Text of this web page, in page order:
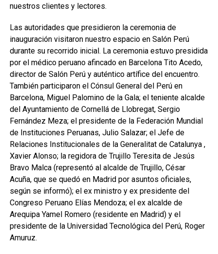
nuestros clientes y lectores.
Las autoridades que presidieron la ceremonia de
inauguración visitaron nuestro espacio en Salón Perú
durante su recorrido inicial. La ceremonia estuvo presidida
por el médico peruano afincado en Barcelona Tito Acedo,
director de Salón Perú y auténtico artífice del encuentro.
También participaron el Cónsul General del Perú en
Barcelona, Miguel Palomino de la Gala; el teniente alcalde
del Ayuntamiento de Cornellá de Llobregat, Sergio
Fernández Meza; el presidente de la Federación Mundial
de Instituciones Peruanas, Julio Salazar; el Jefe de
Relaciones Institucionales de la Generalitat de Catalunya ,
Xavier Alonso; la regidora de Trujillo Teresita de Jesús
Bravo Malca (representó al alcalde de Trujillo, César
Acuña, que se quedó en Madrid por asuntos oficiales,
según se informó); el ex ministro y ex presidente del
Congreso Peruano Elías Mendoza; el ex alcalde de
Arequipa Yamel Romero (residente en Madrid) y el
presidente de la Universidad Tecnológica del Perú, Roger
Amuruz.